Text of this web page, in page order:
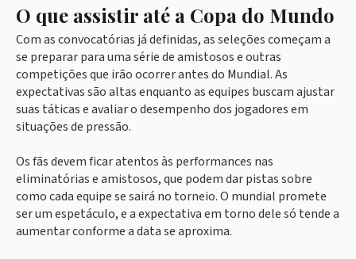
O que assistir até a Copa do Mundo
Com as convocatórias já definidas, as seleções começam a
se preparar para uma série de amistosos e outras
competições que irão ocorrer antes do Mundial. As
expectativas são altas enquanto as equipes buscam ajustar
suas táticas e avaliar o desempenho dos jogadores em
situações de pressão.
Os fãs devem ficar atentos às performances nas
eliminatórias e amistosos, que podem dar pistas sobre
como cada equipe se sairá no torneio. O mundial promete
ser um espetáculo, e a expectativa em torno dele só tende a
aumentar conforme a data se aproxima.